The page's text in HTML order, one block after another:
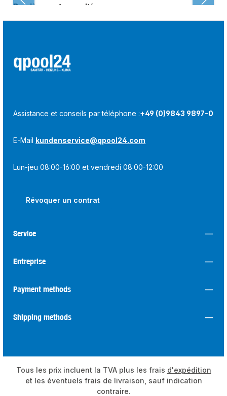
Dernièrement consulté :
Assistance et conseils par téléphone :+49 (0)9843 9897-0
E-Mail kundenservice@qpool24.com
Lun-jeu 08:00-16:00 et vendredi 08:00-12:00
Révoquer un contrat
Service
Entreprise
Payment methods
Shipping methods
Tous les prix incluent la TVA plus les frais d'expédition
et les éventuels frais de livraison, sauf indication
contraire.